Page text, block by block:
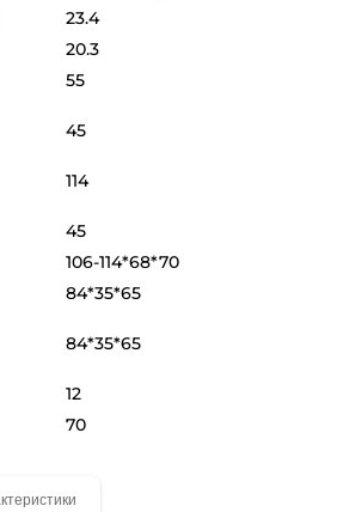
23.4
20.3
55
45
114
45
106-114*68*70
84*35*65
84*35*65
12
70